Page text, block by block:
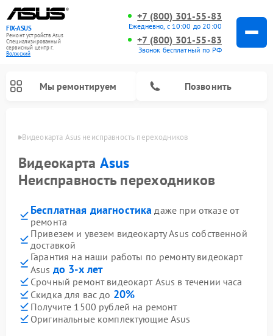
FIX-ASUS
Ремонт устройств Asus
Специализированный
cервисный центр г.
Волжский
+7 (800) 301-55-83
Ежедневно, с 10:00 до 20:00
+7 (800) 301-55-83
Звонок бесплатный по РФ
Мы ремонтируем Позвонить
Видеокарта Asus неисправность переходников
Видеокарта Asus
Неисправность переходников
Бесплатная диагностика даже при отказе от
ремонта
Привезем и увезем видеокарту Asus собственной
доставкой
Гарантия на наши работы по ремонту видеокарт
Asus до 3-х лет
Срочный ремонт видеокарт Asus в течении часа
Скидка для вас до 20%
Получите 1500 рублей на ремонт
Оригинальные комплектующие Asus